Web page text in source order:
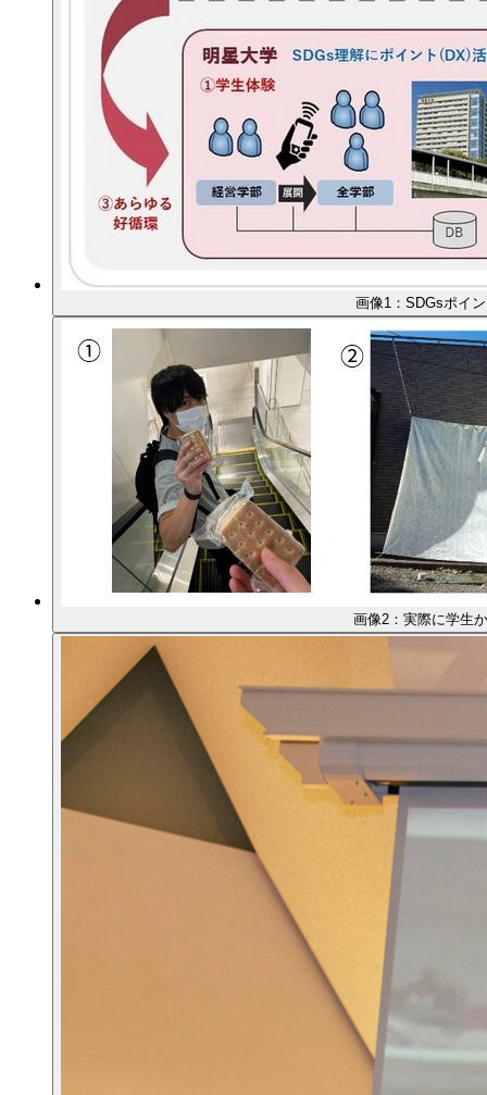
画像1：SDGsポイ
画像2：実際に学生